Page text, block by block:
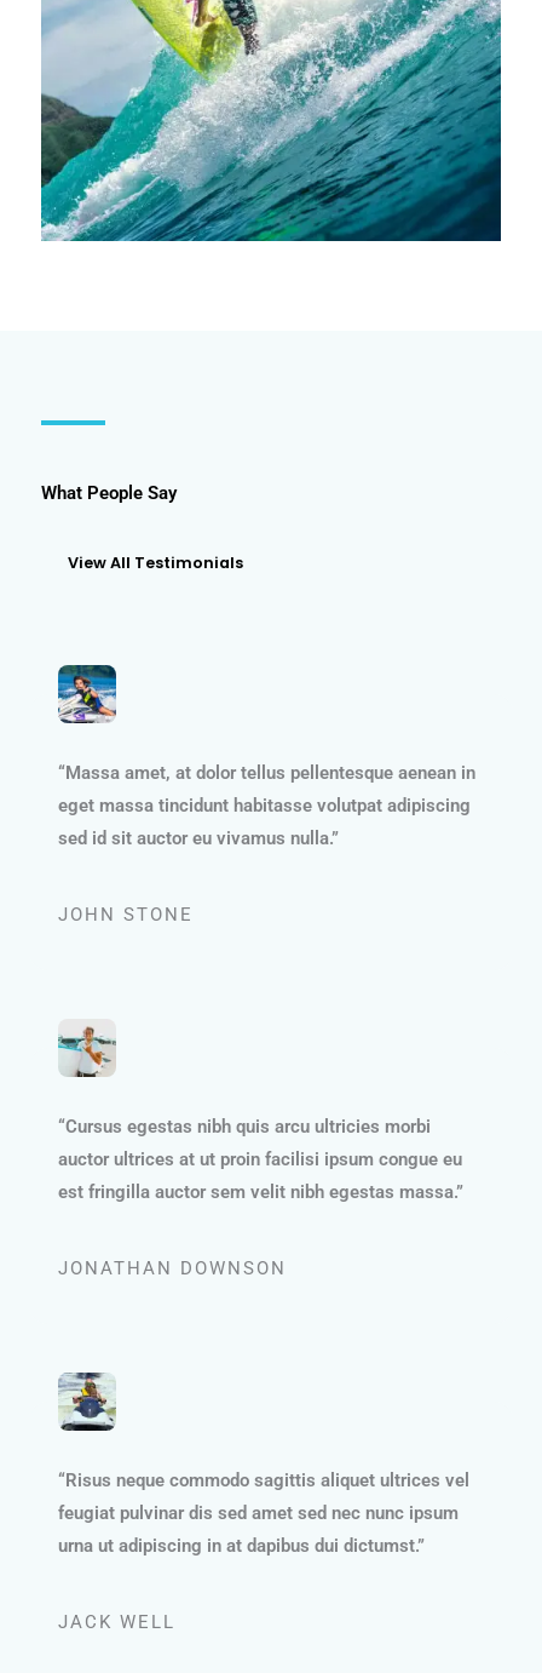
What People Say
View All Testimonials
“Massa amet, at dolor tellus pellentesque aenean in
eget massa tincidunt habitasse volutpat adipiscing
sed id sit auctor eu vivamus nulla.”
JOHN STONE
“Cursus egestas nibh quis arcu ultricies morbi
auctor ultrices at ut proin facilisi ipsum congue eu
est fringilla auctor sem velit nibh egestas massa.”
JONATHAN DOWNSON
“Risus neque commodo sagittis aliquet ultrices vel
feugiat pulvinar dis sed amet sed nec nunc ipsum
urna ut adipiscing in at dapibus dui dictumst.”
JACK WELL